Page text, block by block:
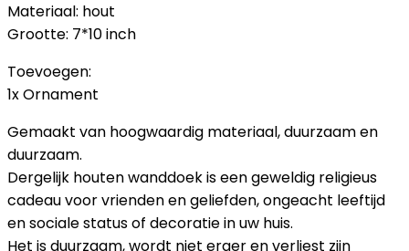
Materiaal: hout
Grootte: 7*10 inch
Toevoegen:
1x Ornament
Gemaakt van hoogwaardig materiaal, duurzaam en
duurzaam.
Dergelijk houten wanddoek is een geweldig religieus
cadeau voor vrienden en geliefden, ongeacht leeftijd
en sociale status of decoratie in uw huis.
Het is duurzaam, wordt niet erger en verliest zijn